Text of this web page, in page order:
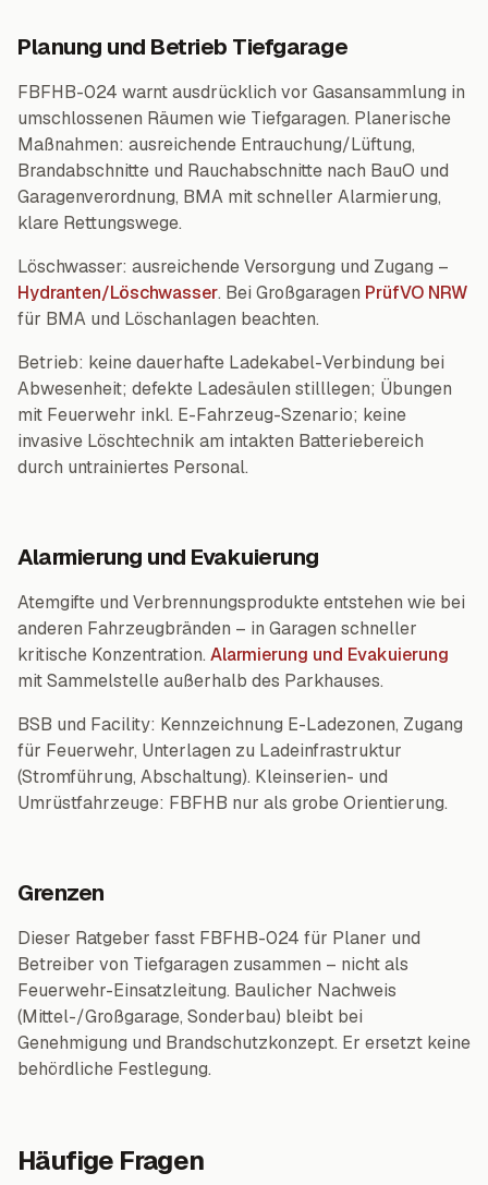
Planung und Betrieb Tiefgarage
FBFHB-024 warnt ausdrücklich vor Gasansammlung in
umschlossenen Räumen wie Tiefgaragen. Planerische
Maßnahmen: ausreichende Entrauchung/Lüftung,
Brandabschnitte und Rauchabschnitte nach BauO und
Garagenverordnung, BMA mit schneller Alarmierung,
klare Rettungswege.
Löschwasser: ausreichende Versorgung und Zugang –
Hydranten/Löschwasser. Bei Großgaragen PrüfVO NRW
für BMA und Löschanlagen beachten.
Betrieb: keine dauerhafte Ladekabel-Verbindung bei
Abwesenheit; defekte Ladesäulen stilllegen; Übungen
mit Feuerwehr inkl. E-Fahrzeug-Szenario; keine
invasive Löschtechnik am intakten Batteriebereich
durch untrainiertes Personal.
Alarmierung und Evakuierung
Atemgifte und Verbrennungsprodukte entstehen wie bei
anderen Fahrzeugbränden – in Garagen schneller
kritische Konzentration. Alarmierung und Evakuierung
mit Sammelstelle außerhalb des Parkhauses.
BSB und Facility: Kennzeichnung E-Ladezonen, Zugang
für Feuerwehr, Unterlagen zu Ladeinfrastruktur
(Stromführung, Abschaltung). Kleinserien- und
Umrüstfahrzeuge: FBFHB nur als grobe Orientierung.
Grenzen
Dieser Ratgeber fasst FBFHB-024 für Planer und
Betreiber von Tiefgaragen zusammen – nicht als
Feuerwehr-Einsatzleitung. Baulicher Nachweis
(Mittel-/Großgarage, Sonderbau) bleibt bei
Genehmigung und Brandschutzkonzept. Er ersetzt keine
behördliche Festlegung.
Häufige Fragen